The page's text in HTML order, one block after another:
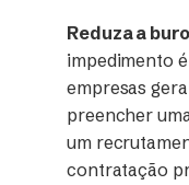
Reduza a
impedimento
empresas
preencher
um
contratação